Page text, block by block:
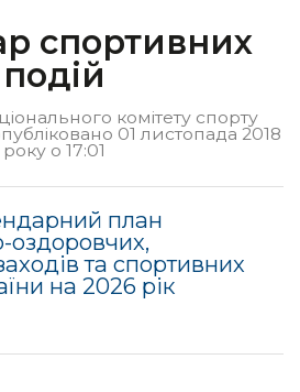
спортивних
подій
комітету спорту
01 листопада 2018
року о 17:01
план
оздоровчих,
та спортивних
на 2026 рік